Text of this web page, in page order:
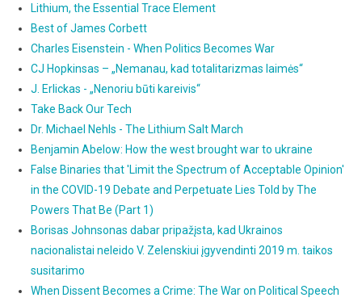
Lithium, the Essential Trace Element
Best of James Corbett
Charles Eisenstein - When Politics Becomes War
CJ Hopkinsas – „Nemanau, kad totalitarizmas laimės“
J. Erlickas - „Nenoriu būti kareivis“
Take Back Our Tech
Dr. Michael Nehls - The Lithium Salt March
Benjamin Abelow: How the west brought war to ukraine
False Binaries that 'Limit the Spectrum of Acceptable Opinion'
in the COVID-19 Debate and Perpetuate Lies Told by The
Powers That Be (Part 1)
Borisas Johnsonas dabar pripažįsta, kad Ukrainos
nacionalistai neleido V. Zelenskiui įgyvendinti 2019 m. taikos
susitarimo
When Dissent Becomes a Crime: The War on Political Speech